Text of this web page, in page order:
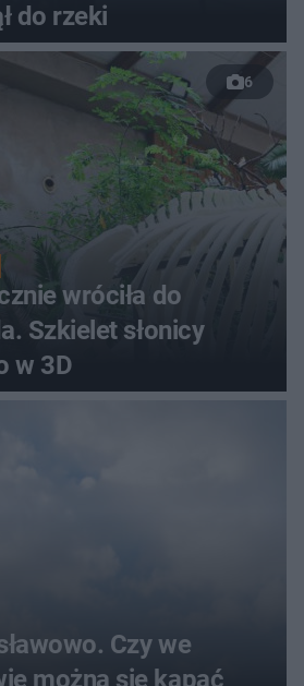
do rzeki
6
wróciła do
Szkielet słonicy
w 3D
Czy we
można się kąpać